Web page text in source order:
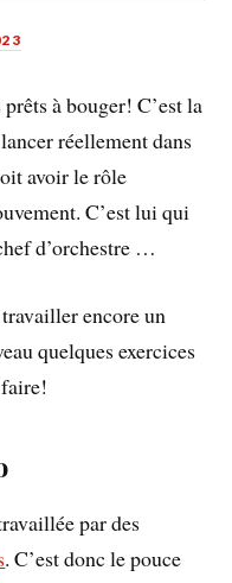
à bouger! C’est la
réellement dans
avoir le rôle
C’est lui qui
d’orchestre …
encore un
quelques exercices
par des
. C’est donc le pouce